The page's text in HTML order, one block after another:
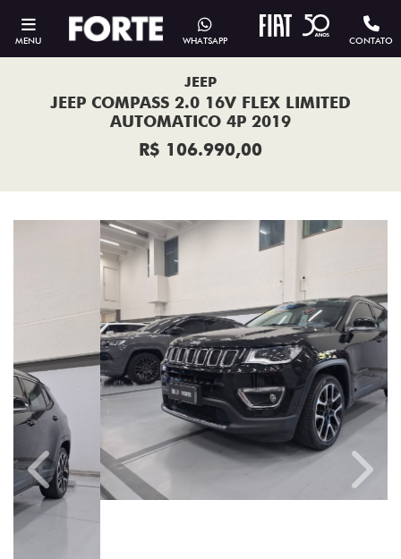
MENU CONTATO
WHATSAPP
JEEP
JEEP COMPASS 2.0 16V FLEX LIMITED
AUTOMATICO 4P 2019
R$ 106.990,00
Previous Next